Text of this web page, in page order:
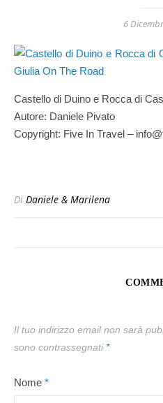
6
Castello di Duino e Rocca di
Autore: Daniele Pivato
Copyright: Five In Travel –
Di Daniele & Marilena
Il tuo indirizzo email non sarà
sono contrassegnati *
Nome *